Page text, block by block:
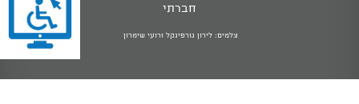
חברתי
צלמים: לירון גורפינקל ורועי שימרון